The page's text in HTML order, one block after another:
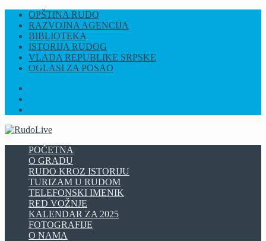
OPŠTINA RUDO
RAZVOJNA AGENCIJA
BIBLIOTEKA
ISTORIJA RUDOG
VLADA REPUBLIKE SRPSKE
OGLASI ZA POSAO
POČETNA
O GRADU
RUDO KROZ ISTORIJU
TURIZAM U RUDOM
TELEFONSKI IMENIK
RED VOŽNJE
KALENDAR ZA 2025
FOTOGRAFIJE
O NAMA